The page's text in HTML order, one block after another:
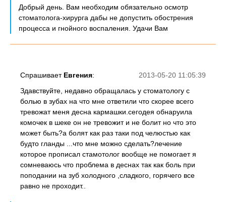
Добрый день. Вам необходим обязательно осмотр
стоматолога-хирурга дабы не допустить обострения
процесса и гнойного воспаления. Удачи Вам
2013-05-20 11:05:39
Спрашивает Евгения:
Здавствуйте, недавно обращалась у стоматологу с
болью в зубах на что мне ответили что скорее всего
тревожат меня десна кармашки.сегодея обнаруила
комочек в шеке он не тревожит и не болит но что это
может быть?а болят как раз таки под челюстью как
будто гланды ...что мне можно сделать?лечение
которое прописал стамотолог вообще не помогает я
сомневаюсь что проблема в деснах так как боль при
поподании на зуб холодного ,сладкого, горячего все
равно не проходит..